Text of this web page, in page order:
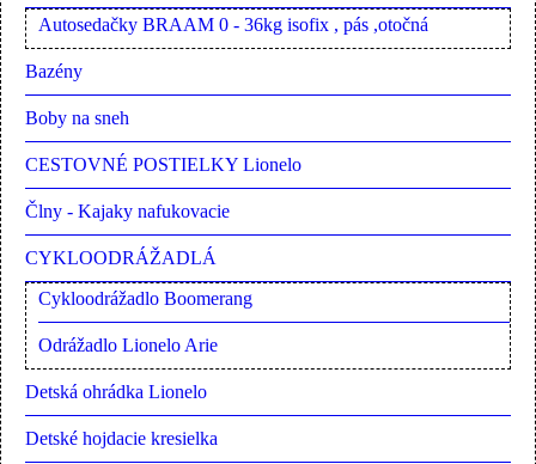
Autosedačky BRAAM 0 - 36kg isofix , pás ,otočná
Bazény
Boby na sneh
CESTOVNÉ POSTIELKY Lionelo
Člny - Kajaky nafukovacie
CYKLOODRÁŽADLÁ
Cykloodrážadlo Boomerang
Odrážadlo Lionelo Arie
Detská ohrádka Lionelo
Detské hojdacie kresielka